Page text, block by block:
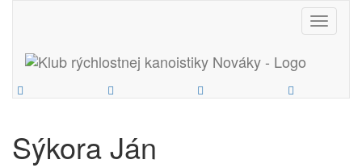
Toggle
Sýkora Ján